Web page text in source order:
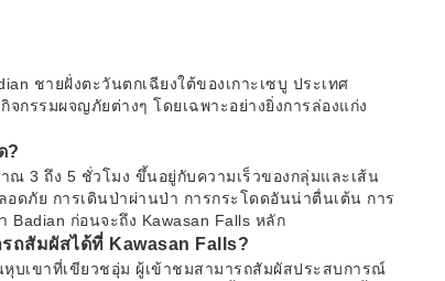
ชายฝั่งตะวันตกเฉียงใต้ของเกาะเซบู ประเทศ
กรรมผจญภัยต่างๆ โดยเฉพาะอย่างยิ่งการล่องแก่ง
?
ณ 3 ถึง 5 ชั่วโมง ขึ้นอยู่กับความเร็วของกลุ่มและเส้น
ดภัย การเดินป่าผ่านป่า การกระโดดอันน่าตื่นเต้น การ
ก่อนจะถึง Kawasan Falls หลัก
ถสัมผัสได้ที่ Kawasan Falls?
บเขาที่เขียวชอุ่ม ผู้เข้าชมสามารถสัมผัสประสบการณ์